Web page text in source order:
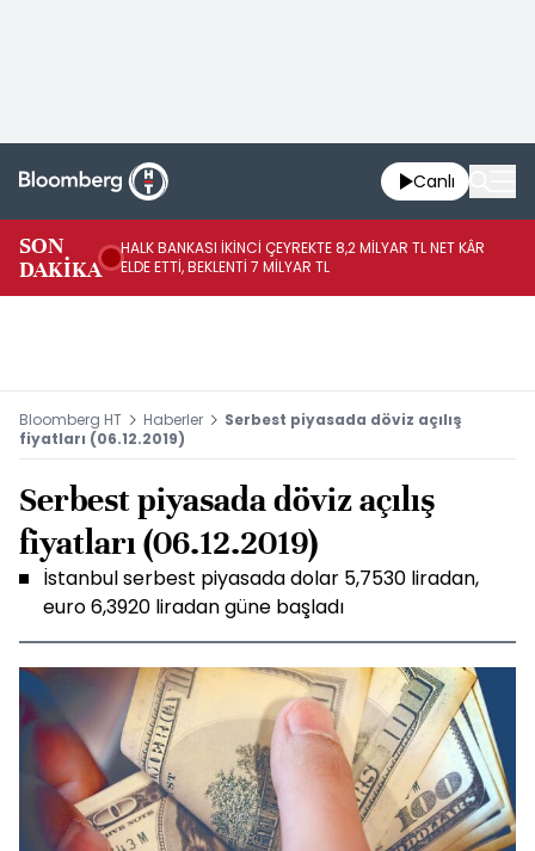
Canlı
SON
DAKİKA
HALK BANKASI İKİNCİ ÇEYREKTE 8,2 MİLYAR TL NET KÂR
ELDE ETTİ, BEKLENTİ 7 MİLYAR TL
Bloomberg HT Haberler
Serbest piyasada döviz açılış
fiyatları (06.12.2019)
Serbest piyasada döviz açılış
fiyatları (06.12.2019)
İstanbul serbest piyasada dolar 5,7530 liradan,
euro 6,3920 liradan güne başladı